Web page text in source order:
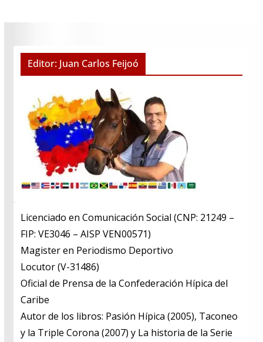
Editor: Juan Carlos Feijoó
Licenciado en Comunicación Social (CNP: 21249 –
FIP: VE3046 – AISP VEN00571)
​Magister en Periodismo Deportivo
​Locutor (V-31486)
​Oficial de Prensa de la Confederación Hípica del
Caribe
​Autor de los libros: Pasión Hípica (2005), Taconeo
y la Triple Corona (2007) y La historia de la Serie